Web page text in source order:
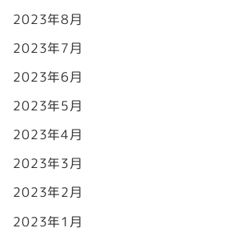
2023年8月
2023年7月
2023年6月
2023年5月
2023年4月
2023年3月
2023年2月
2023年1月